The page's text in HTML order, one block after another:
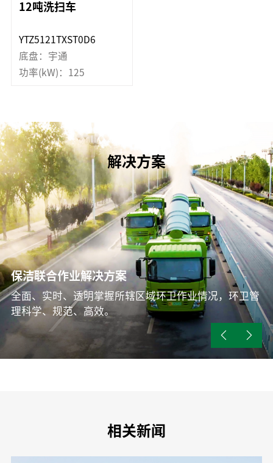
12吨洗扫车
YTZ5121TXST0D6
底盘：宇通
功率(kW)：125
解决方案
新能源技术解决方案
成本零添加、作业零排放。
保洁联合作业解决方案
全面、实时、透明掌握所辖区域环卫作业情况，环卫管
理科学、规范、高效。
垃圾转运解决方案
高效率转运、系统化治理
相关新闻